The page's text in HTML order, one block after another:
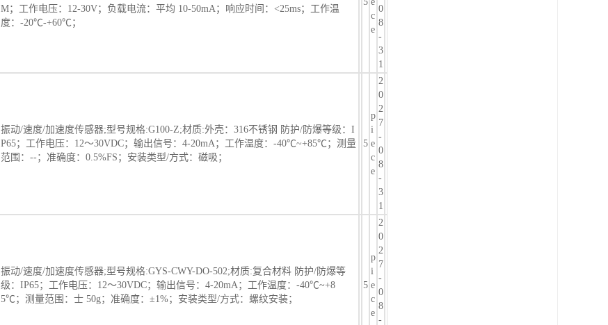
M；工作电压：12-30V；负载电流：平均 10-50mA；响应时间：<25ms；工作温
度：-20℃-+60℃；
c
e
0
8
-
3
1
振动/速度/加速度传感器;型号规格:G100-Z;材质:外壳：316不锈钢 防护/防爆等级：I
P65；工作电压：12～30VDC；输出信号：4-20mA；工作温度：-40℃~+85℃；测量
范围：--；准确度：0.5%FS；安装类型/方式：磁吸；
5
p
i
e
c
e
2
0
2
7
-
0
8
-
3
1
振动/速度/加速度传感器;型号规格:GYS-CWY-DO-502;材质:复合材料 防护/防爆等
级：IP65；工作电压：12～30VDC；输出信号：4-20mA；工作温度：-40℃~+8
5℃；测量范围：士 50g；准确度：±1%；安装类型/方式：螺纹安装；
5
p
i
e
c
e
2
0
2
7
-
0
8
-